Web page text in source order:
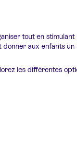
tout en
aux enfants
les différentes